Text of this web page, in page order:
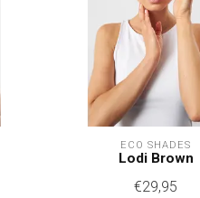
ECO SHADES
Lodi Brown
€29,95